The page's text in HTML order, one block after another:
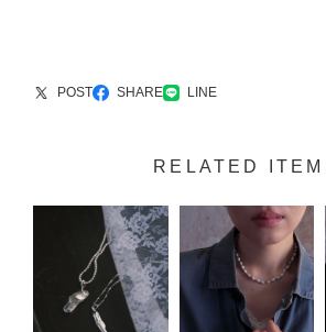
POST SHARE LINE
RELATED